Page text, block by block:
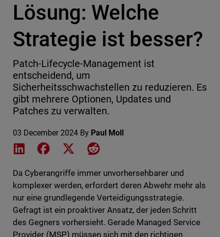
Lösung: Welche
Strategie ist besser?
Patch-Lifecycle-Management ist
entscheidend, um
Sicherheitsschwachstellen zu reduzieren. Es
gibt mehrere Optionen, Updates und
Patches zu verwalten.
03 December 2024 By Paul Moll
Share on LinkedIn
Share on Facebook
Share on XShare on Reddit
Da Cyberangriffe immer unvorhersehbarer und
komplexer werden, erfordert deren Abwehr mehr als
nur eine grundlegende Verteidigungsstrategie.
Gefragt ist ein proaktiver Ansatz, der jeden Schritt
des Gegners vorhersieht. Gerade Managed Service
Provider (MSP) müssen sich mit den richtigen